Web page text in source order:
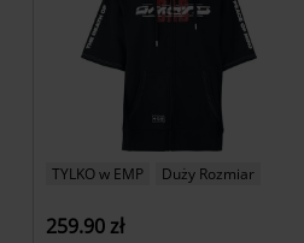
TYLKO w EMP Duży Rozmiar
259.90 zł